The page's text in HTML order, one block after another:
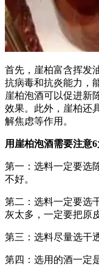
首先，崖柏富含挥发
抗病毒和抗炎能力，
崖柏泡酒可以促进新
效果‌。此外，崖柏还
解焦虑等作用‌。
用崖柏泡酒需要注意6
第一：选料一定要选
不好。
第二：选料一定要选
灰太多，一定要把原
第三：选料尽量选干
第四：选用的酒一定